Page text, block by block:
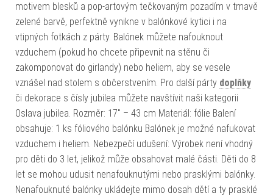
motivem blesků a pop-artovým tečkovaným pozadím v tmavě
zelené barvě, perfektně vynikne v balónkové kytici i na
vtipných fotkách z párty. Balónek můžete nafouknout
vzduchem (pokud ho chcete připevnit na stěnu či
zakomponovat do girlandy) nebo heliem, aby se vesele
vznášel nad stolem s občerstvením. Pro další párty doplňky
či dekorace s čísly jubilea můžete navštívit naši kategorii
Oslava jubilea. Rozměr: 17" – 43 cm Materiál: fólie Balení
obsahuje: 1 ks fóliového balónku Balónek je možné nafukovat
vzduchem i heliem. Nebezpečí udušení: Výrobek není vhodný
pro děti do 3 let, jelikož může obsahovat malé části. Děti do 8
let se mohou udusit nenafouknutými nebo prasklými balónky.
Nenafouknuté balónky ukládejte mimo dosah dětí a ty prasklé